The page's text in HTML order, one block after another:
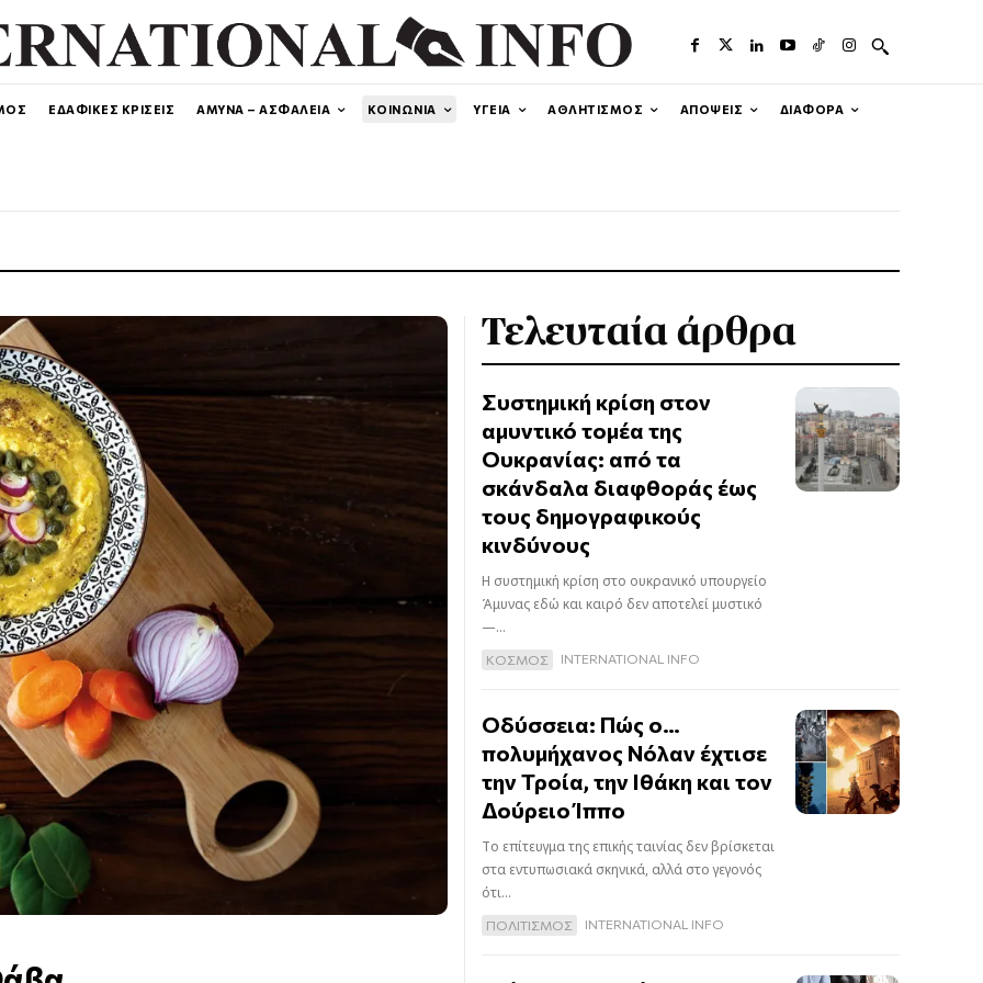
ΕΔΑΦΙΚΕΣ ΚΡΙΣΕΙΣ ΑΜΥΝΑ – ΑΣΦΑΛΕΙΑ ΚΟΙΝΩΝΙΑ ΥΓΕΙΑ ΑΘΛΗΤΙΣΜΟΣ ΑΠΟΨΕΙΣ ΔΙΑΦΟΡΑ
Τελευταία άρθρα
Συστημική κρίση στον
αμυντικό τομέα της
Ουκρανίας: από τα
σκάνδαλα διαφθοράς έως
τους δημογραφικούς
κινδύνους
Η συστημική κρίση στο ουκρανικό υπουργείο
Άμυνας εδώ και καιρό δεν αποτελεί μυστικό
—...
ΚΟΣΜΟΣ INTERNATIONAL INFO
Οδύσσεια: Πώς ο…
πολυμήχανος Νόλαν έχτισε
την Τροία, την Ιθάκη και τον
Δούρειο Ίππο
Tο επίτευγμα της επικής ταινίας δεν βρίσκεται
στα εντυπωσιακά σκηνικά, αλλά στο γεγονός
ότι...
ΠΟΛΙΤΙΣΜΟΣ INTERNATIONAL INFO